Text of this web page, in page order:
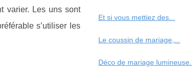
varier. Les uns sont
s’utiliser les
Et si vous mettiez des...
Le coussin de mariage,...
Déco de mariage lumineuse...